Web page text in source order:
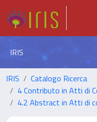
IRIS
IRIS
Catalogo Ricerca
4 Contributo in Atti di
4.2 Abstract in Atti di